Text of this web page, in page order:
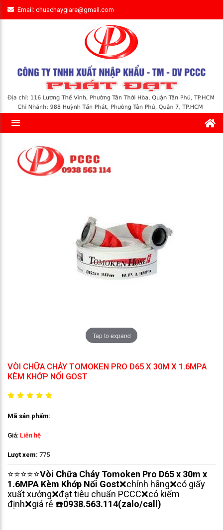
Email: chuachaygiare@gmail.com
Tap to expand
VÒI CHỮA CHÁY TOMOKEN PRO D65 X 30M X 1.6MPA
KÈM KHỚP NỐI GOST
Mã sản phẩm:
Giá: Liên hệ
Lượt xem: 775
⭐⭐⭐⭐⭐Vòi Chữa Cháy Tomoken Pro D65 x 30m x
1.6MPA Kèm Khớp Nối Gost❌chính hãng❌có giấy
xuất xưởng❌đạt tiêu chuẩn PCCC❌có kiểm
định❌giá rẻ ☎️0938.563.114(zalo/call)